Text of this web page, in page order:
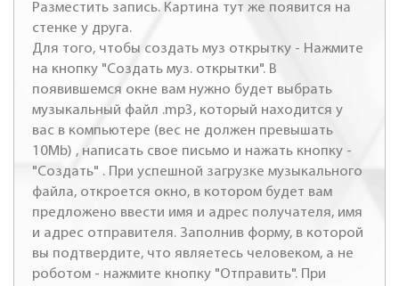
Разместить запись. Картина тут же появится на
стенке у друга.
Для того, чтобы создать муз открытку - Нажмите
на кнопку "Создать муз. открытки". В
появившемся окне вам нужно будет выбрать
музыкальный файл .mp3, который находится у
вас в компьютере (вес не должен превышать
10Mb) , написать свое письмо и нажать кнопку -
"Создать" . При успешной загрузке музыкального
файла, откроется окно, в котором будет вам
предложено ввести имя и адрес получателя, имя
и адрес отправителя. Заполнив форму, в которой
вы подтвердите, что являетесь человеком, а не
роботом - нажмите кнопку "Отправить". При